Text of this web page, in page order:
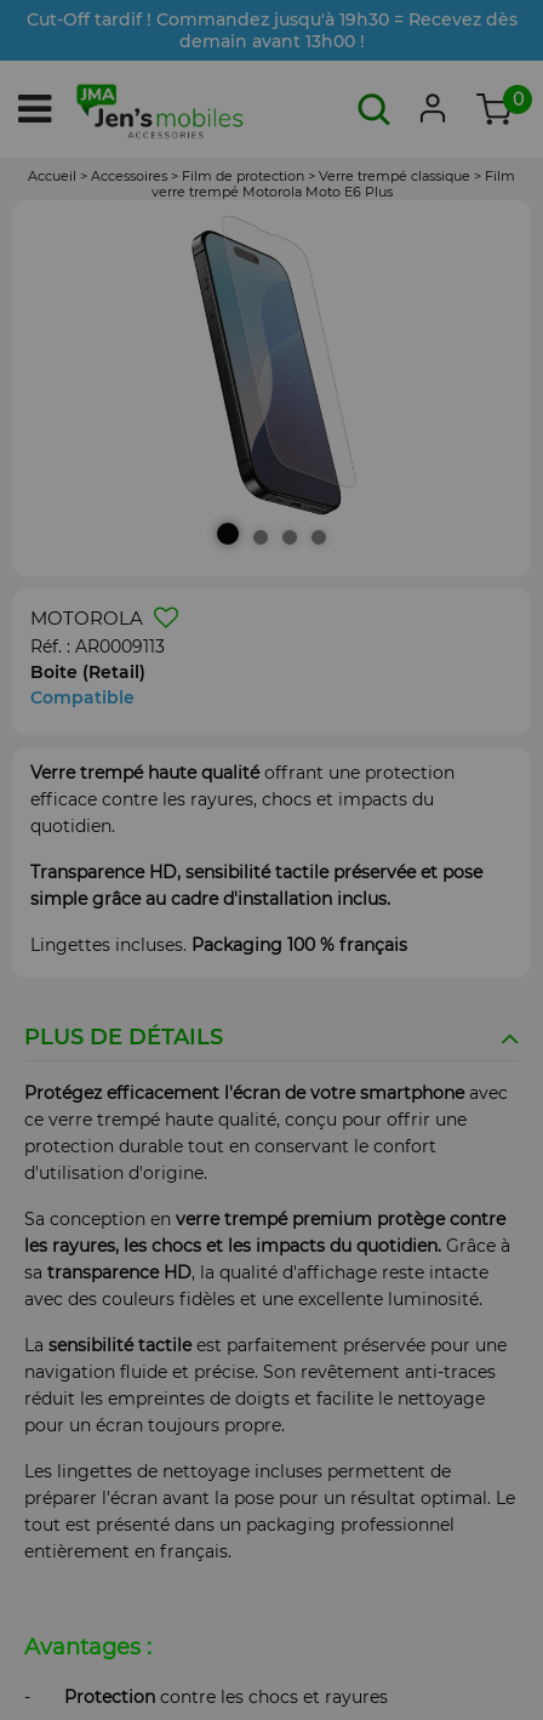
Cut-Off tardif ! Commandez jusqu'à 19h30 = Recevez dès
demain avant 13h00 !
0
Accueil > Accessoires > Film de protection > Verre trempé classique > Film
verre trempé Motorola Moto E6 Plus
MOTOROLA
Réf. : AR0009113
Boite (Retail)
Compatible
Verre trempé haute qualitéoffrant une protection
efficace contre les rayures, chocs et impacts du
quotidien.
Transparence HD, sensibilité tactile préservée et pose
simple grâce au cadre d'installation inclus.
Lingettes incluses. Packaging 100 % français
PLUS DE DÉTAILS
Protégez efficacement l'écran de votre smartphoneavec
ce verre trempé haute qualité, conçu pour offrir une
protection durable tout en conservant le confort
d'utilisation d'origine.
Sa conception en verre trempé premium protège contre
les rayures, les chocs et les impacts du quotidien. Grâce à
sa transparence HD, la qualité d'affichage reste intacte
avec des couleurs fidèles et une excellente luminosité.
La sensibilité tactileest parfaitement préservée pour une
navigation fluide et précise. Son revêtement anti-traces
réduit les empreintes de doigts et facilite le nettoyage
pour un écran toujours propre.
Les lingettes de nettoyage incluses permettent de
préparer l'écran avant la pose pour un résultat optimal. Le
tout est présenté dans un packaging professionnel
entièrement en français.
Avantages :
- Protection contre les chocs et rayures